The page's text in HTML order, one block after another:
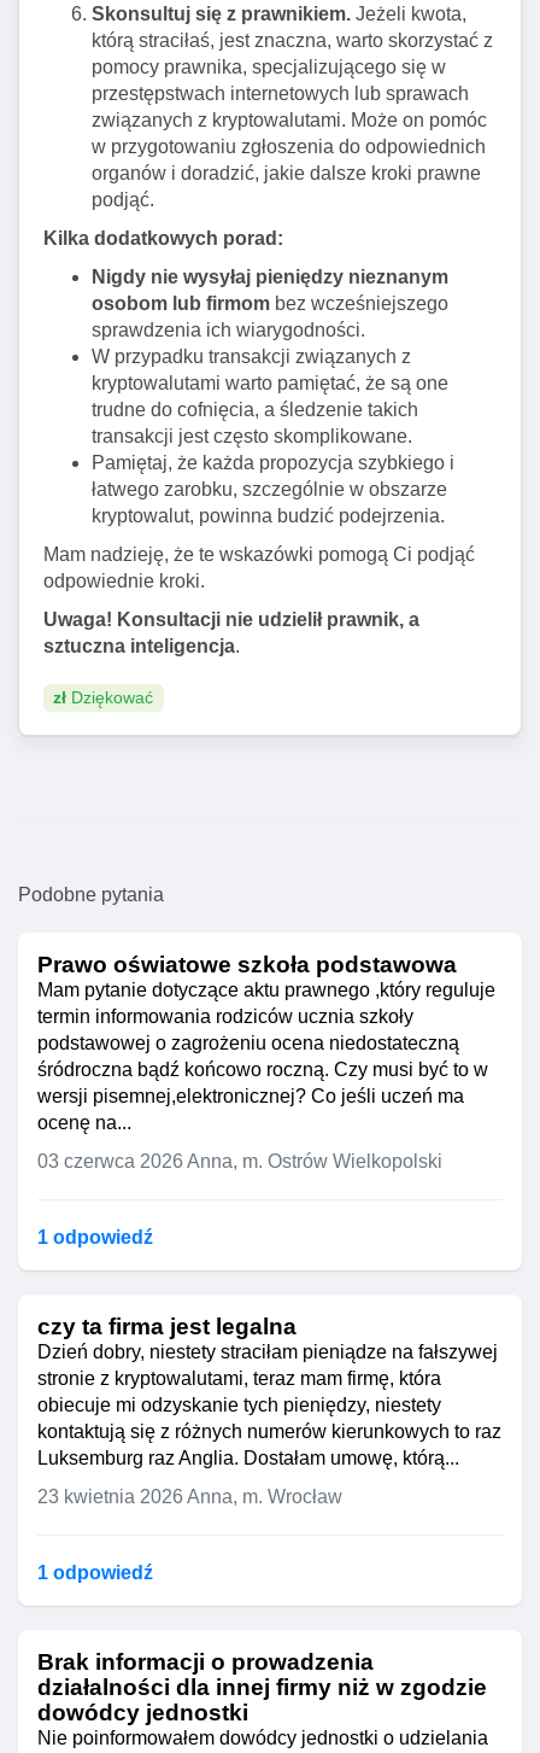
Skonsultuj się z prawnikiem. Jeżeli kwota,
którą straciłaś, jest znaczna, warto skorzystać z
pomocy prawnika, specjalizującego się w
przestępstwach internetowych lub sprawach
związanych z kryptowalutami. Może on pomóc
w przygotowaniu zgłoszenia do odpowiednich
organów i doradzić, jakie dalsze kroki prawne
podjąć.
Kilka dodatkowych porad:
Nigdy nie wysyłaj pieniędzy nieznanym
osobom lub firmom bez wcześniejszego
sprawdzenia ich wiarygodności.
W przypadku transakcji związanych z
kryptowalutami warto pamiętać, że są one
trudne do cofnięcia, a śledzenie takich
transakcji jest często skomplikowane.
Pamiętaj, że każda propozycja szybkiego i
łatwego zarobku, szczególnie w obszarze
kryptowalut, powinna budzić podejrzenia.
Mam nadzieję, że te wskazówki pomogą Ci podjąć
odpowiednie kroki.
Uwaga! Konsultacji nie udzielił prawnik, a
sztuczna inteligencja.
zł Dziękować
Podobne pytania
Prawo oświatowe szkoła podstawowa
Mam pytanie dotyczące aktu prawnego ,który reguluje
termin informowania rodziców ucznia szkoły
podstawowej o zagrożeniu ocena niedostateczną
śródroczna bądź końcowo roczną. Czy musi być to w
wersji pisemnej,elektronicznej? Co jeśli uczeń ma
ocenę na...
03 czerwca 2026 Anna, m. Ostrów Wielkopolski
1 odpowiedź
czy ta firma jest legalna
Dzień dobry, niestety straciłam pieniądze na fałszywej
stronie z kryptowalutami, teraz mam firmę, która
obiecuje mi odzyskanie tych pieniędzy, niestety
kontaktują się z różnych numerów kierunkowych to raz
Luksemburg raz Anglia. Dostałam umowę, którą...
23 kwietnia 2026 Anna, m. Wrocław
1 odpowiedź
Brak informacji o prowadzenia
działalności dla innej firmy niż w zgodzie
dowódcy jednostki
Nie poinformowałem dowódcy jednostki o udzielania